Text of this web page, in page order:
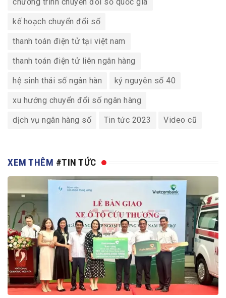
kế hoạch chuyển đổi số
thanh toán điện tử tại việt nam
thanh toán điện tử liên ngân hàng
hệ sinh thái số ngân hàn kỷ nguyên số 40
xu hướng chuyển đổi số ngân hàng
dịch vụ ngân hàng số Tin tức 2023 Video cũ
XEM THÊM #TIN TỨC